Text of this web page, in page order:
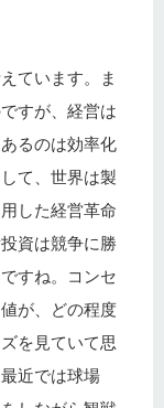
ています。ま
すが、経営は
るのは効率化
て、世界は製
した経営革命
資は競争に勝
すね。コンセ
が、どの程度
を見ていて思
近では球場